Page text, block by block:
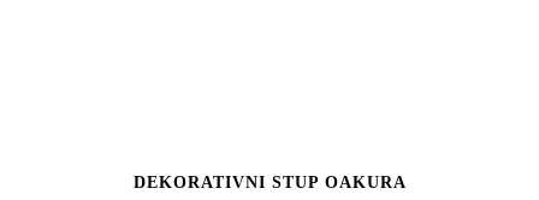
DEKORATIVNI STUP OAKURA